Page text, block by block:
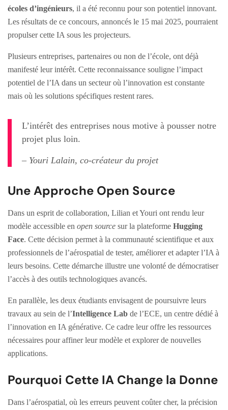
écoles d’ingénieurs, il a été reconnu pour son potentiel innovant.
Les résultats de ce concours, annoncés le 15 mai 2025, pourraient
propulser cette IA sous les projecteurs.
Plusieurs entreprises, partenaires ou non de l’école, ont déjà
manifesté leur intérêt. Cette reconnaissance souligne l’impact
potentiel de l’IA dans un secteur où l’innovation est constante
mais où les solutions spécifiques restent rares.
L’intérêt des entreprises nous motive à pousser notre
projet plus loin.
– Youri Lalain, co-créateur du projet
Une Approche Open Source
Dans un esprit de collaboration, Lilian et Youri ont rendu leur
modèle accessible en open source sur la plateforme Hugging
Face. Cette décision permet à la communauté scientifique et aux
professionnels de l’aérospatial de tester, améliorer et adapter l’IA à
leurs besoins. Cette démarche illustre une volonté de démocratiser
l’accès à des outils technologiques avancés.
En parallèle, les deux étudiants envisagent de poursuivre leurs
travaux au sein de l’Intelligence Lab de l’ECE, un centre dédié à
l’innovation en IA générative. Ce cadre leur offre les ressources
nécessaires pour affiner leur modèle et explorer de nouvelles
applications.
Pourquoi Cette IA Change la Donne
Dans l’aérospatial, où les erreurs peuvent coûter cher, la précision